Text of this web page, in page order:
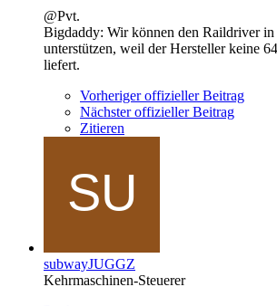
@Pvt.
Bigdaddy: Wir können den Raildriver
unterstützen, weil der Hersteller keine
liefert.
Vorheriger offizieller Beitrag
Nächster offizieller Beitrag
Zitieren
subwayJUGGZ
Kehrmaschinen-Steuerer